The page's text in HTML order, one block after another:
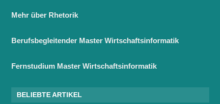
Mehr über Rhetorik
Berufsbegleitender Master Wirtschaftsinformatik
Fernstudium Master Wirtschaftsinformatik
BELIEBTE ARTIKEL